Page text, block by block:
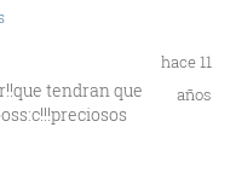
tendran que
hace 11
años